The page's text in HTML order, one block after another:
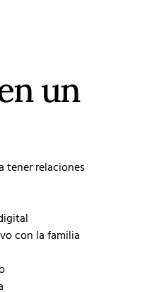
un
tener relaciones
con la familia